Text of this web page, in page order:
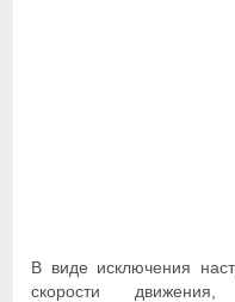
В виде исключения
скорости